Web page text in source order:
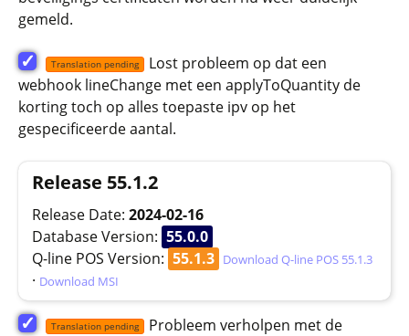
gemeld.
✓ Translation pending
Lost probleem op dat een
webhook lineChange met een applyToQuantity de
korting toch op alles toepaste ipv op het
gespecificeerde aantal.
Release 55.1.2
Release Date: 2024-02-16
Database Version: 55.0.0
Q-line POS Version: 55.1.3 Download Q-line POS 55.1.3
· Download MSI
✓ Translation pending
Probleem verholpen met de